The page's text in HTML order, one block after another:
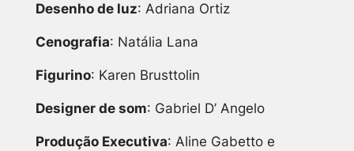
Desenho de luz: Adriana Ortiz
Cenografia: Natália Lana
Figurino: Karen Brusttolin
Designer de som: Gabriel D’ Angelo
Produção Executiva: Aline Gabetto e